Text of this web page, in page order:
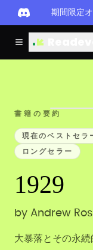
期間限定
書籍の要約
現在のベストセラ
ロングセラー
1929
by Andrew
大暴落とその永続